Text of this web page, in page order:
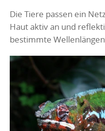
Die Tiere passen ein
Haut aktiv an und
bestimmte